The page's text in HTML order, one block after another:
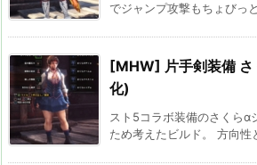
でジャンプ攻撃もちょびっ
[MHW] 片手剣装備
化)
スト5コラボ装備のさくらα
ため考えたビルド。 方向性